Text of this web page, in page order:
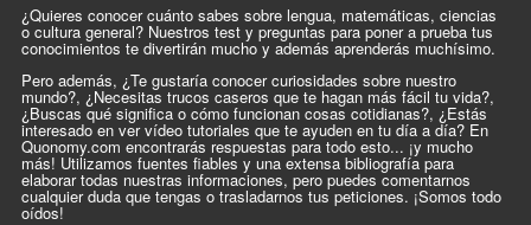
¿Quieres conocer cuánto sabes sobre lengua, matemáticas, ciencias
o cultura general? Nuestros test y preguntas para poner a prueba tus
conocimientos te divertirán mucho y además aprenderás muchísimo.
Pero además, ¿Te gustaría conocer curiosidades sobre nuestro
mundo?, ¿Necesitas trucos caseros que te hagan más fácil tu vida?,
¿Buscas qué significa o cómo funcionan cosas cotidianas?, ¿Estás
interesado en ver vídeo tutoriales que te ayuden en tu día a día? En
Quonomy.com encontrarás respuestas para todo esto... ¡y mucho
más! Utilizamos fuentes fiables y una extensa bibliografía para
elaborar todas nuestras informaciones, pero puedes comentarnos
cualquier duda que tengas o trasladarnos tus peticiones. ¡Somos todo
oídos!